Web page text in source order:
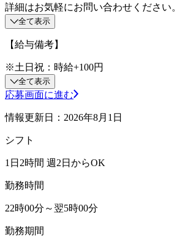
詳細はお気軽にお問い合わせください。
全て表示
【給与備考】
※土日祝：時給+100円
全て表示
応募画面に進む
情報更新日：2026年8月1日
シフト
1日2時間 週2日からOK
勤務時間
22時00分～翌5時00分
勤務期間